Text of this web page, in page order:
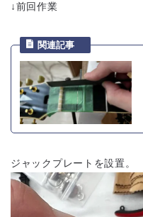
↓前回作業
ジャックプレートを設置。